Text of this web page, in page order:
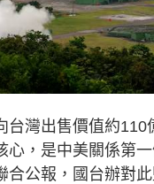
台灣出售價值約
心，是中美關係第
公報，國台辦對